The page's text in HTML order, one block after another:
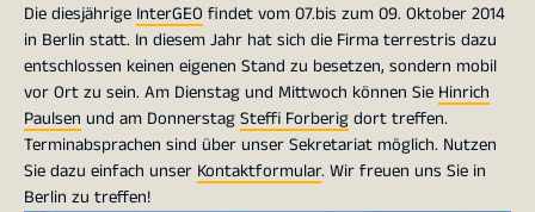
Die diesjährige InterGEO findet vom 07.bis zum 09. Oktober 2014
in Berlin statt. In diesem Jahr hat sich die Firma terrestris dazu
entschlossen keinen eigenen Stand zu besetzen, sondern mobil
vor Ort zu sein. Am Dienstag und Mittwoch können Sie Hinrich
Paulsen und am DonnerstagSteffi Forberigdort treffen.
Terminabsprachen sind über unser Sekretariat möglich. Nutzen
Sie dazu einfach unser Kontaktformular. Wir freuen uns Sie in
Berlin zu treffen!